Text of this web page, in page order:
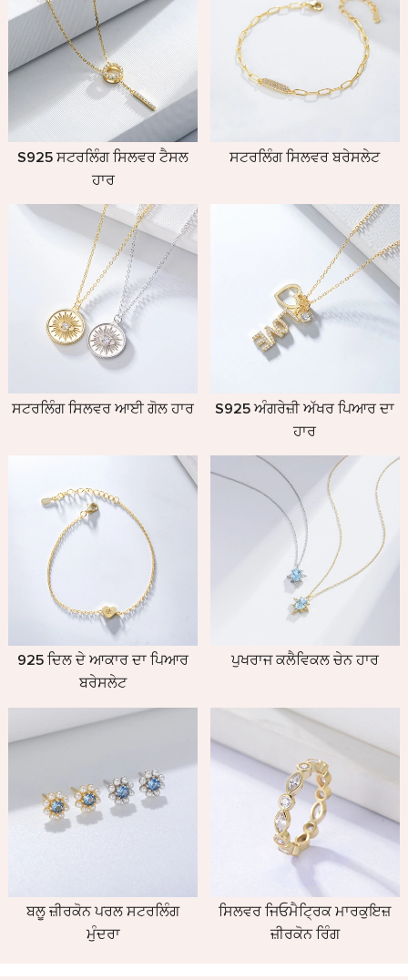
S925 ਸਟਰਲਿੰਗ ਸਿਲਵਰ ਟੈਸਲ
ਹਾਰ
ਸਟਰਲਿੰਗ ਸਿਲਵਰ ਬਰੇਸਲੇਟ
ਸਟਰਲਿੰਗ ਸਿਲਵਰ ਆਈ ਗੋਲ ਹਾਰ
S925 ਅੰਗਰੇਜ਼ੀ ਅੱਖਰ ਪਿਆਰ ਦਾ
ਹਾਰ
925 ਦਿਲ ਦੇ ਆਕਾਰ ਦਾ ਪਿਆਰ
ਬਰੇਸਲੇਟ
ਪੁਖਰਾਜ ਕਲੈਵਿਕਲ ਚੇਨ ਹਾਰ
ਬਲੂ ਜ਼ੀਰਕੋਨ ਪਰਲ ਸਟਰਲਿੰਗ
ਮੁੰਦਰਾ
ਸਿਲਵਰ ਜਿਓਮੈਟ੍ਰਿਕ ਮਾਰਕੁਇਜ਼
ਜ਼ੀਰਕੋਨ ਰਿੰਗ